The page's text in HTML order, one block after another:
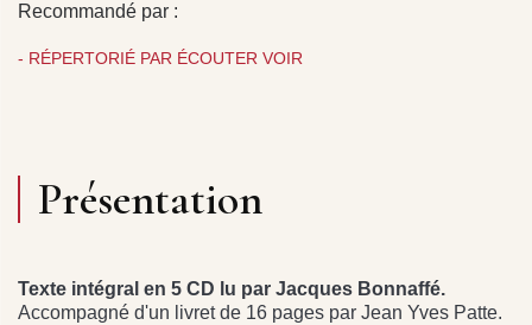
Recommandé par :
- RÉPERTORIÉ PAR ÉCOUTER VOIR
Présentation
Texte intégral en 5 CD lu par Jacques Bonnaffé.
Accompagné d'un livret de 16 pages par Jean Yves Patte.